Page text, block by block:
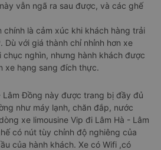
vẫn ngã ra sau được, và các ghế
chính là cảm xúc khi khách hàng trải
Dù với giá thành chỉ nhỉnh hơn xe
nghìn, nhưng hành khách được
xe hạng sang đích thực.
Lâm Đồng này được trang bị đầy đủ
như máy lạnh, chăn đắp, nước
xe limousine Vip đi Lâm Hà - Lâm
có nút tùy chỉnh độ nghiêng của
của hành khách. Xe có Wifi ,có